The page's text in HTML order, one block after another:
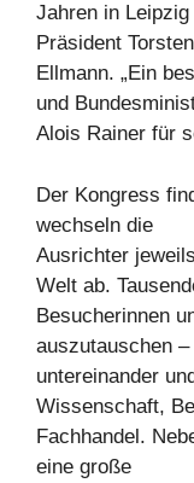
Jahren in
Präsident Torsten
Ellmann. „Ein
und
Alois Rainer für
Der Kongress
wechseln die
Ausrichter
Welt ab.
Besucherinnen
auszutauschen –
untereinander
Wissenschaft,
Fachhandel.
eine große